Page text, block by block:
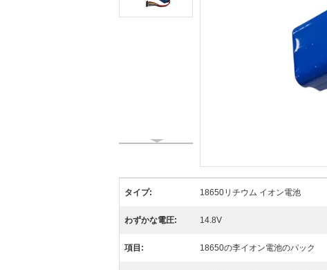
タイプ: 18650リチウム イオン電池
わずかな電圧: 14.8V
項目: 18650の李イオン電池のパック